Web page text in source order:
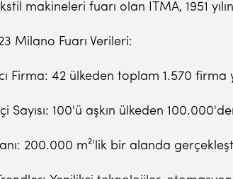
makineleri fuarı olan ITMA, 1951
Milano Fuarı Verileri:
Firma: 42 ülkeden toplam 1.570 firma
Sayısı: 100'ü aşkın ülkeden
200.000 m²'lik bir alanda